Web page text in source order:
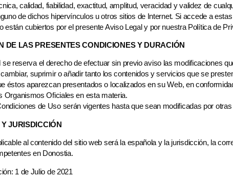
calidad, fiabilidad, exactitud, amplitud, veracidad y validez de
de dichos hipervínculos u otros sitios de Internet. Si accede a
están cubiertos por el presente Aviso Legal y por nuestra Política de
DE LAS PRESENTES CONDICIONES Y DURACIÓN
se reserva el derecho de efectuar sin previo aviso las modificaciones
cambiar, suprimir o añadir tanto los contenidos y servicios que se
éstos aparezcan presentados o localizados en su Web, en
Organismos Oficiales en esta materia.
de Uso serán vigentes hasta que sean modificadas por
JURISDICCIÓN
al contenido del sitio web será la española y la jurisdicción, la
en Donostia.
1 de Julio de 2021